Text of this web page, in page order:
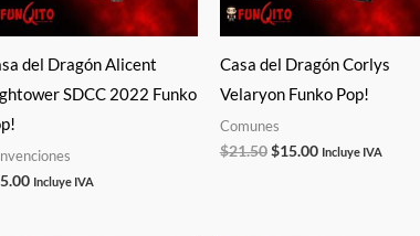
del Dragón Alicent
SDCC 2022 Funko
Incluye IVA
Casa del Dragón Corlys
Velaryon Funko Pop!
Comunes
$21.50 $15.00 Incluye IVA